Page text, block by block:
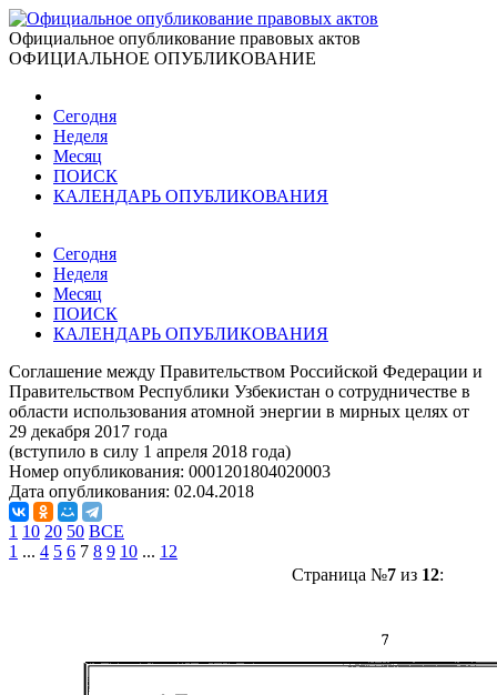
Официальное опубликование правовых актов
ОФИЦИАЛЬНОЕ ОПУБЛИКОВАНИЕ
Сегодня
Неделя
Месяц
ПОИСК
КАЛЕНДАРЬ ОПУБЛИКОВАНИЯ
Сегодня
Неделя
Месяц
ПОИСК
КАЛЕНДАРЬ ОПУБЛИКОВАНИЯ
Соглашение между Правительством Российской Федерации и
Правительством Республики Узбекистан о сотрудничестве в
области использования атомной энергии в мирных целях от
29 декабря 2017 года
(вступило в силу 1 апреля 2018 года)
Номер опубликования: 0001201804020003
Дата опубликования: 02.04.2018
1 10 20 50 ВСЕ
1 ... 4 5 6 7 8 9 10 ... 12
Страница №7из 12: